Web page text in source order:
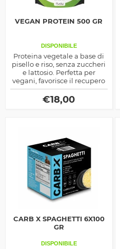
VEGAN PROTEIN 500 GR
DISPONIBILE
Proteina vegetale a base di
pisello e riso, senza zuccheri
e lattosio. Perfetta per
vegani, favorisce il recupero
e il mantenimento della
massa muscolare. Gusto
Chocolate Muffin, solo 73
€18,00
CARB X SPAGHETTI 6X100
GR
DISPONIBILE